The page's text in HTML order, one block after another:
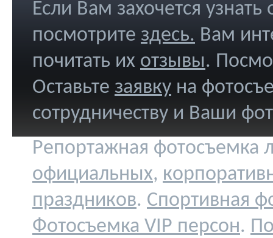
Если Вам захочется
посмотрите здесь. Вам
почитать их отзывы.
Оставьте заявку на
сотрудничеству и Ваши
Репортажная фотосъемка
официальных,
праздников. Спортивная
Фотосъемка VIP персон.